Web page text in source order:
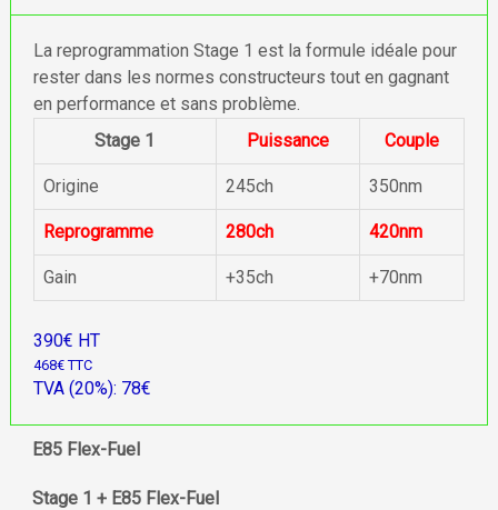
La reprogrammation Stage 1 est la formule idéale pour
rester dans les normes constructeurs tout en gagnant
en performance et sans problème.
Stage 1
Puissance Couple
Origine 245ch 350nm
Reprogramme 280ch 420nm
Gain +35ch +70nm
390€ HT
468€ TTC
TVA (20%): 78€
E85 Flex-Fuel
Stage 1 + E85 Flex-Fuel